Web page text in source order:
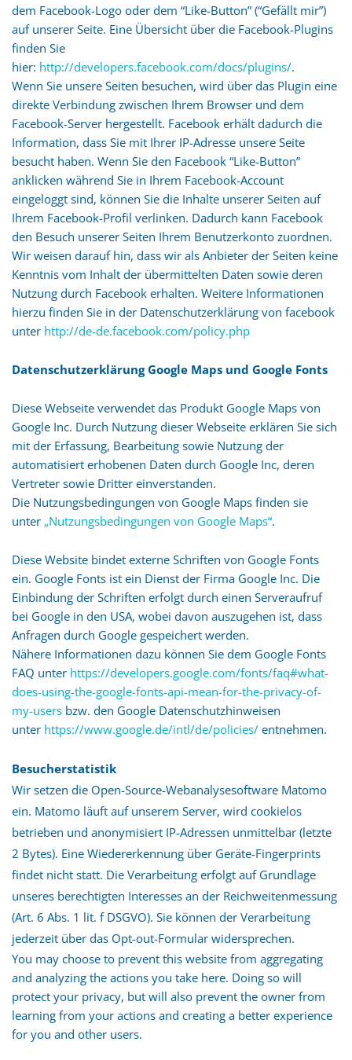
dem Facebook-Logo oder dem “Like-Button” (“Gefällt mir”)
auf unserer Seite. Eine Übersicht über die Facebook-Plugins
finden Sie
hier: http://developers.facebook.com/docs/plugins/.
Wenn Sie unsere Seiten besuchen, wird über das Plugin eine
direkte Verbindung zwischen Ihrem Browser und dem
Facebook-Server hergestellt. Facebook erhält dadurch die
Information, dass Sie mit Ihrer IP-Adresse unsere Seite
besucht haben. Wenn Sie den Facebook “Like-Button”
anklicken während Sie in Ihrem Facebook-Account
eingeloggt sind, können Sie die Inhalte unserer Seiten auf
Ihrem Facebook-Profil verlinken. Dadurch kann Facebook
den Besuch unserer Seiten Ihrem Benutzerkonto zuordnen.
Wir weisen darauf hin, dass wir als Anbieter der Seiten keine
Kenntnis vom Inhalt der übermittelten Daten sowie deren
Nutzung durch Facebook erhalten. Weitere Informationen
hierzu finden Sie in der Datenschutzerklärung von facebook
unter http://de-de.facebook.com/policy.php
Datenschutzerklärung Google Maps und Google Fonts
Diese Webseite verwendet das Produkt Google Maps von
Google Inc. Durch Nutzung dieser Webseite erklären Sie sich
mit der Erfassung, Bearbeitung sowie Nutzung der
automatisiert erhobenen Daten durch Google Inc, deren
Vertreter sowie Dritter einverstanden.
Die Nutzungsbedingungen von Google Maps finden sie
unter „Nutzungsbedingungen von Google Maps“.
Diese Website bindet externe Schriften von Google Fonts
ein. Google Fonts ist ein Dienst der Firma Google Inc. Die
Einbindung der Schriften erfolgt durch einen Serveraufruf
bei Google in den USA, wobei davon auszugehen ist, dass
Anfragen durch Google gespeichert werden.
Nähere Informationen dazu können Sie dem Google Fonts
FAQ unter https://developers.google.com/fonts/faq#what-
does-using-the-google-fonts-api-mean-for-the-privacy-of-
my-users bzw. den Google Datenschutzhinweisen
unter https://www.google.de/intl/de/policies/ entnehmen.
Besucherstatistik
Wir setzen die Open-Source-Webanalyse­software Matomo
ein. Matomo läuft auf unserem Server, wird cookielos
betrieben und anonymisiert IP-Adressen unmittelbar (letzte
2 Bytes). Eine Wiedererkennung über Geräte-Fingerprints
findet nicht statt. Die Verarbeitung erfolgt auf Grundlage
unseres berechtigten Interesses an der Reichweiten­messung
(Art. 6 Abs. 1 lit. f DSGVO). Sie können der Verarbeitung
jederzeit über das Opt-out-Formular widersprechen.
You may choose to prevent this website from aggregating
and analyzing the actions you take here. Doing so will
protect your privacy, but will also prevent the owner from
learning from your actions and creating a better experience
for you and other users.